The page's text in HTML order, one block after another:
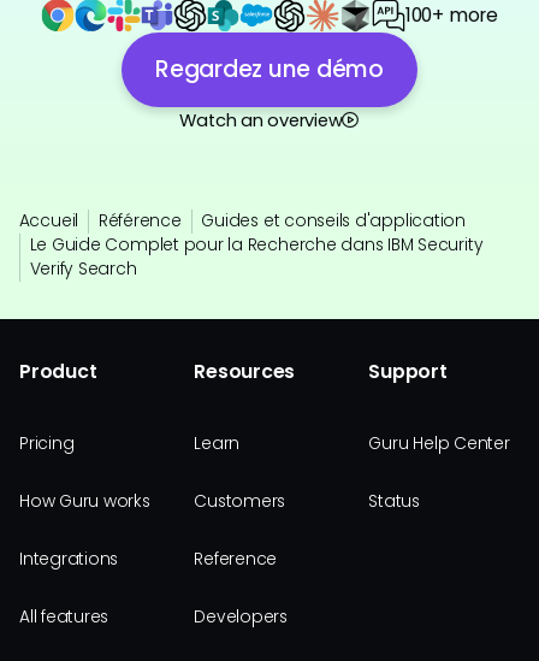
100+ more
Regardez une démo
Watch an overview
Accueil Référence
Guides et conseils d'application
Le Guide Complet pour la Recherche dans IBM Security
Verify Search
Product
Pricing
How Guru works
Integrations
All features
Resources
Learn
Customers
Reference
Developers
Support
Guru Help Center
Status